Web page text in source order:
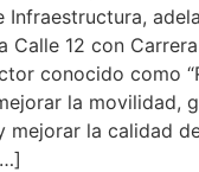
Infraestructura,
Calle 12 con
conocido como
la movilidad,
mejorar la calidad